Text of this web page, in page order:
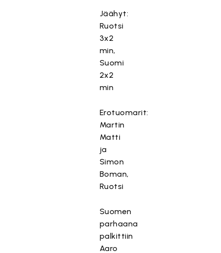
Jäähyt:
Ruotsi
3x2
min,
Suomi
2x2
min
Erotuomarit:
Martin
Matti
ja
Simon
Boman,
Ruotsi
Suomen
parhaana
palkittiin
Aaro